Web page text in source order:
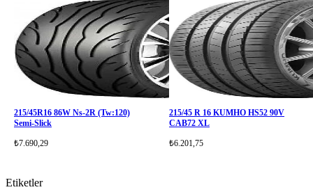
215/45R16 86W Ns-2R (Tw:120)
Semi-Slick
₺7.690,29
215/45 R 16 KUMHO HS52 90V
CAB72 XL
₺6.201,75
Etiketler